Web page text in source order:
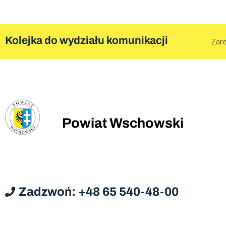
Kolejka do wydziału komunikacji
Powiat Wschowski
Zadzwoń: +48 65 540-48-00